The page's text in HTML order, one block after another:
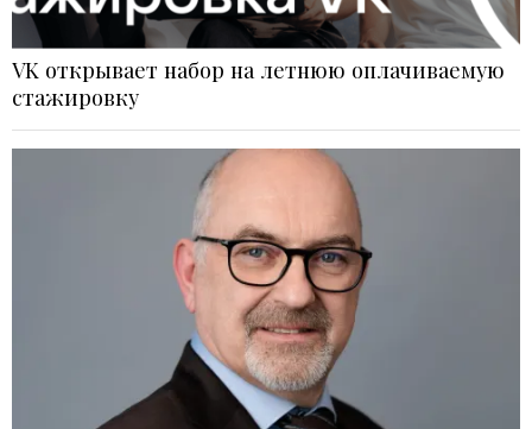
VK открывает набор на летнюю оплачиваемую
стажировку